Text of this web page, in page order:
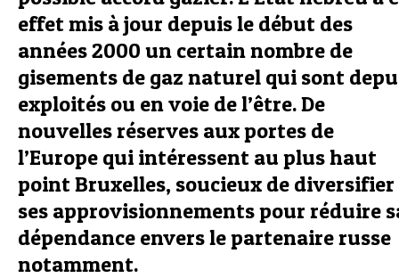
effet mis à jour depuis le début des
années 2000 un certain nombre de
gisements de gaz naturel qui sont
exploités ou en voie de l’être. De
nouvelles réserves aux portes de
l’Europe qui intéressent au plus haut
point Bruxelles, soucieux de diversifier
ses approvisionnements pour réduire
dépendance envers le partenaire russe
notamment.